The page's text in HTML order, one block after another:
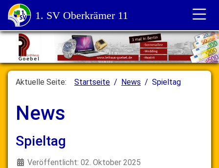
1. SV Oberkrämer 11
Aktuelle Seite: Startseite News Spieltag
News
Spieltag
Details
Veröffentlicht: 02. Oktober 2025